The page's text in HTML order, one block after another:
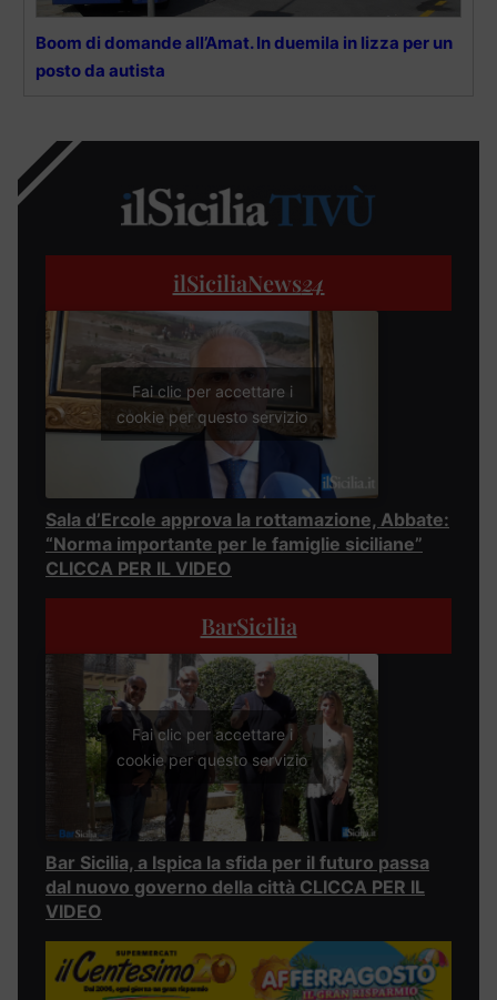
Boom di domande all’Amat. In duemila in lizza per un
posto da autista
ilSiciliaNews24
Fai clic per accettare i
cookie per questo servizio
Sala d’Ercole approva la rottamazione, Abbate:
“Norma importante per le famiglie siciliane”
CLICCA PER IL VIDEO
BarSicilia
Fai clic per accettare i
cookie per questo servizio
Bar Sicilia, a Ispica la sfida per il futuro passa
dal nuovo governo della città CLICCA PER IL
VIDEO